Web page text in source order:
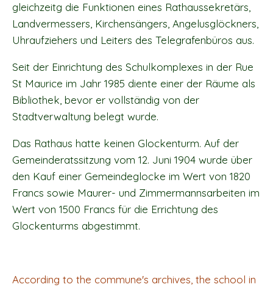
gleichzeitg die Funktionen eines Rathaussekretärs,
Landvermessers, Kirchensängers, Angelusglöckners,
Uhraufziehers und Leiters des Telegrafenbüros aus.
Seit der Einrichtung des Schulkomplexes in der Rue
St Maurice im Jahr 1985 diente einer der Räume als
Bibliothek, bevor er vollständig von der
Stadtverwaltung belegt wurde.
Das Rathaus hatte keinen Glockenturm. Auf der
Gemeinderatssitzung vom 12. Juni 1904 wurde über
den Kauf einer Gemeindeglocke im Wert von 1820
Francs sowie Maurer- und Zimmermannsarbeiten im
Wert von 1500 Francs für die Errichtung des
Glockenturms abgestimmt.
According to the commune's archives, the school in